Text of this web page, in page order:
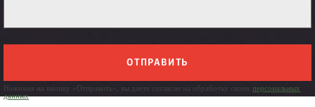
ОТПРАВИТЬ
Нажимая на кнопку «Отправить», вы даете согласие на обработку своих персональных
данных